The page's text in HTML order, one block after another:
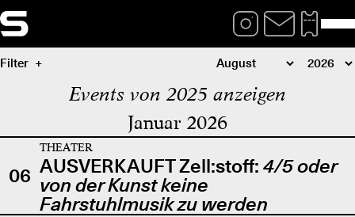
Filter
Events von 2025 anzeigen
Januar 2026
06
THEATER
AUSVERKAUFT Zell:stoff: 4/5 oder
von der Kunst keine
Fahrstuhlmusik zu werden